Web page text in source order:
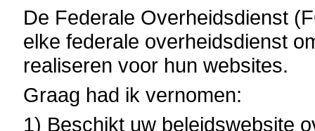
De Federale Overheidsdienst
elke federale overheidsdienst
realiseren voor hun websites.
Graag had ik vernomen:
1) Beschikt uw beleidswebsite